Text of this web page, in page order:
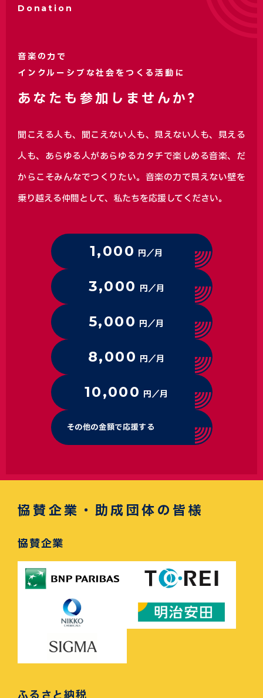
Donation
音楽の力で
インクルーシブな社会をつくる活動に
あなたも参加しませんか?
聞こえる人も、聞こえない人も、見えない人も、見える
人も、あらゆる人があらゆるカタチで楽しめる音楽、 だ
からこそみんなでつくりたい。音楽の力で見えない壁を
乗り越える仲間として、私たちを応援してください。
1,000 円／月
3,000 円／月
5,000 円／月
8,000 円／月
10,000 円／月
その他の金額で応援する
協賛企業・助成団体の皆様
協賛企業